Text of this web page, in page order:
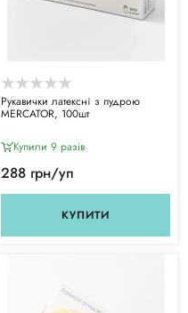
Рукавички латексні з пудрою
MERCATOR, 100шт
Купили 9 разiв
288 грн/уп
КУПИТИ